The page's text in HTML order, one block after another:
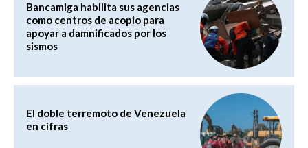
Bancamiga habilita sus agencias
como centros de acopio para
apoyar a damnificados por los
sismos
El doble terremoto de Venezuela
en cifras